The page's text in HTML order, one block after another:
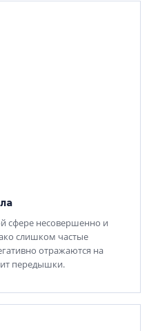
сфере несовершенно и
слишком частые
отражаются на
передышки.